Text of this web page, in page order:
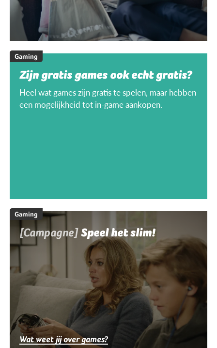
Gaming
Zijn gratis games ook echt gratis?
Heel wat games zijn gratis te spelen, maar hebben
een mogelijkheid tot in-game aankopen.
Gaming
[Campagne]Speel het slim!
Wat weet jij over games?